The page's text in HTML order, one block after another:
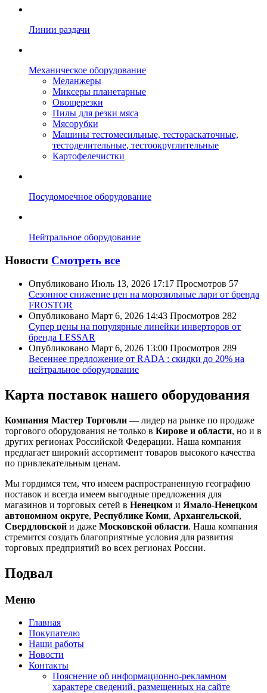
Линии раздачи
Механическое оборудование
Меланжеры
Миксеры планетарные
Овощерезки
Пилы для резки мяса
Мясорубки
Машины тестомесильные, тестораскаточные,
тестоделительные, тестоокруглительные
Картофелечистки
Посудомоечное оборудование
Нейтральное оборудование
Новости Смотреть все
Опубликовано Июль 13, 2026 17:17 Просмотров 57
Сезонное снижение цен на морозильные лари от бренда
FROSTOR
Опубликовано Март 6, 2026 14:43 Просмотров 282
Супер цены на популярные линейки инверторов от
бренда LESSAR
Опубликовано Март 6, 2026 13:00 Просмотров 289
Весеннее предложение от RADA : скидки до 20% на
нейтральное оборудование
Карта поставок нашего оборудования
Компания Мастер Торговли — лидер на рынке по продаже
торгового оборудования не только в Кирове и области, но и в
других регионах Российской Федерации. Наша компания
предлагает широкий ассортимент товаров высокого качества
по привлекательным ценам.
Мы гордимся тем, что имеем распространенную географию
поставок и всегда имеем выгодные предложения для
магазинов и торговых сетей в Ненецком и Ямало-Ненецком
автономном округе, Республике Коми, Архангельской,
Свердловской и даже Московской области. Наша компания
стремится создать благоприятные условия для развития
торговых предприятий во всех регионах России.
Подвал
Меню
Главная
Покупателю
Наши работы
Новости
Контакты
Пояснение об информационно-рекламном
характере сведений, размещенных на сайте